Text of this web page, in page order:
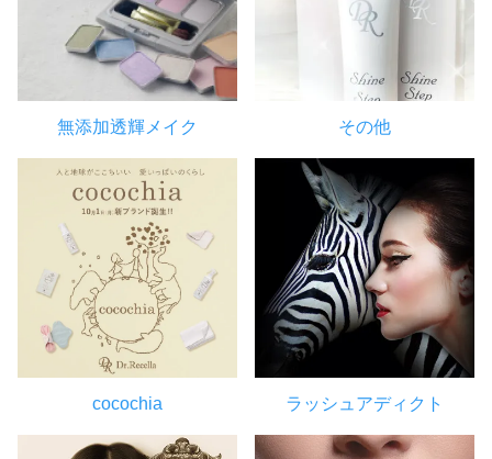
無添加透輝メイク その他
cocochia ラッシュアディクト